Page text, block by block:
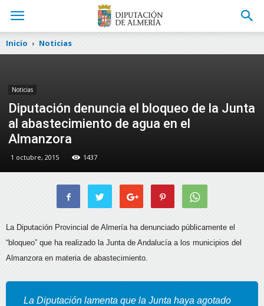
Inicio Noticias
Noticias
Diputación denuncia el bloqueo de la Junta
al abastecimiento de agua en el
Almanzora
1 octubre, 2015 1437
La Diputación Provincial de Almería ha denunciado públicamente el
“bloqueo” que ha realizado la Junta de Andalucía a los municipios del
Almanzora en materia de abastecimiento.
La Diputación lamenta que la Junta haya agotado